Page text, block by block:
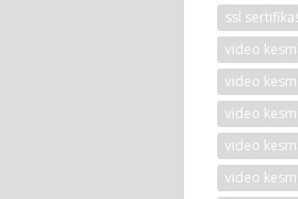
ssl
video
video
video
video
video